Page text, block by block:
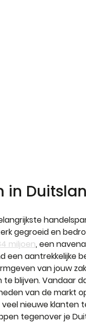
in
gegroeid en
miljoen, een
een aantrekkelijke
van jouw
te blijven. Vandaar
van de markt
nieuwe klanten
tegenover je